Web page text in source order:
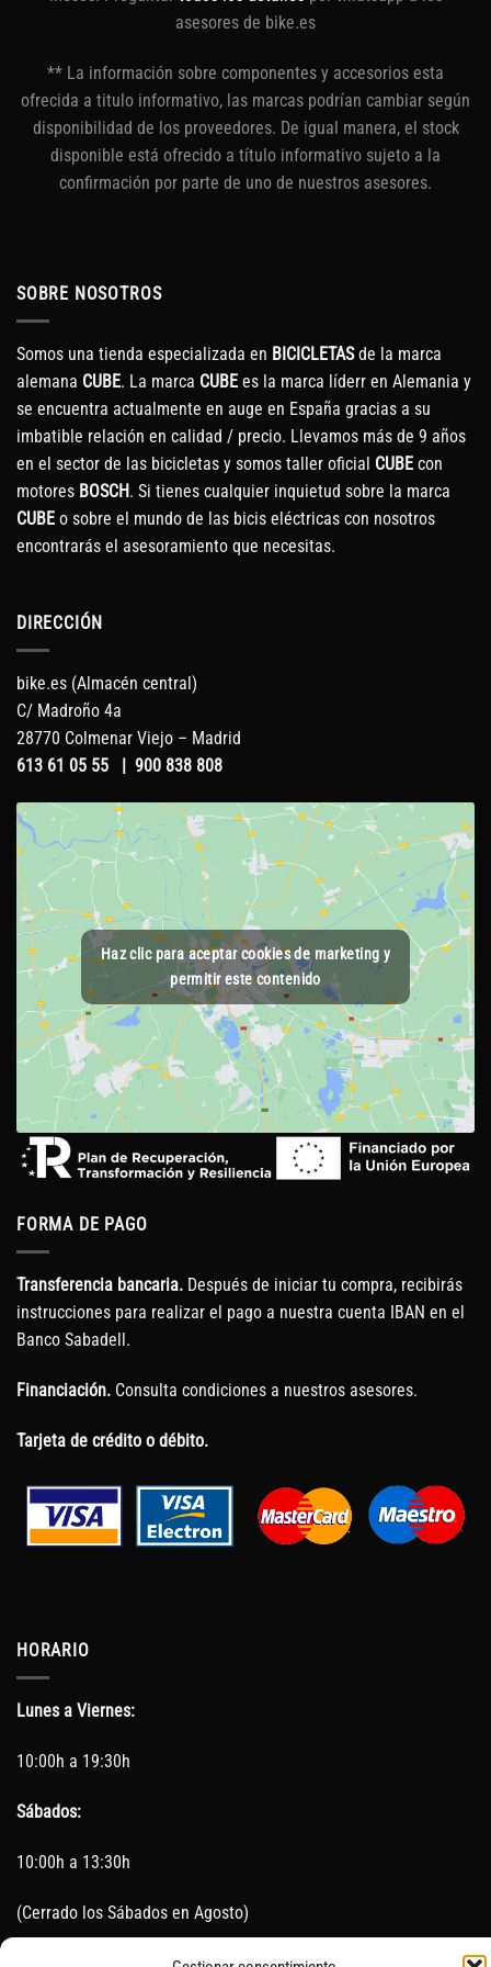
asesores de bike.es
** La información sobre componentes y accesorios esta
ofrecida a titulo informativo, las marcas podrían cambiar según
disponibilidad de los proveedores. De igual manera, el stock
disponible está ofrecido a título informativo sujeto a la
confirmación por parte de uno de nuestros asesores.
SOBRE NOSOTROS
Somos una tienda especializada en BICICLETASde la marca
alemana CUBE. La marca CUBE es la marca líderr en Alemania y
se encuentra actualmente en auge en España gracias a su
imbatible relación en calidad / precio. Llevamos más de 9 años
en el sector de las bicicletas y somos taller oficial CUBE con
motores BOSCH. Si tienes cualquier inquietud sobre la marca
CUBE o sobre el mundo de las bicis eléctricas con nosotros
encontrarás el asesoramiento que necesitas.
DIRECCIÓN
bike.es (Almacén central)
C/ Madroño 4a
28770 Colmenar Viejo – Madrid
613 61 05 55 | 900 838 808
Haz clic para aceptar cookies de marketing y
permitir este contenido
FORMA DE PAGO
Transferencia bancaria. Después de iniciar tu compra, recibirás
instrucciones para realizar el pago a nuestra cuenta IBAN en el
Banco Sabadell.
Financiación. Consulta condiciones a nuestros asesores.
Tarjeta de crédito o débito.
HORARIO
Lunes a Viernes:
10:00h a 19:30h
Sábados:
10:00h a 13:30h
(Cerrado los Sábados en Agosto)